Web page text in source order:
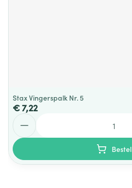
Stax Vingerspalk Nr. 5
€ 7,22
Bestel